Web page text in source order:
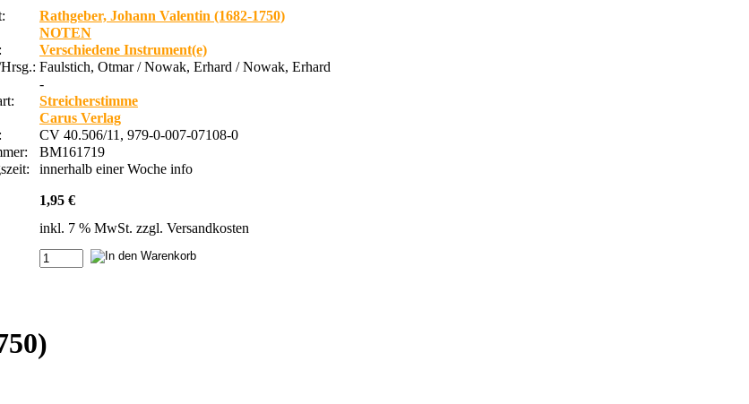
Rathgeber, Johann Valentin (1682-1750)
NOTEN
Verschiedene Instrument(e)
Faulstich, Otmar / Nowak, Erhard / Nowak, Erhard
-
Streicherstimme
Carus Verlag
CV 40.506/11, 979-0-007-07108-0
BM161719
innerhalb einer Woche info
1,95 €
inkl. 7 % MwSt. zzgl. Versandkosten